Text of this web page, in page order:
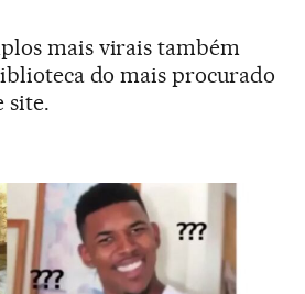
mais virais também
do mais procurado
site.